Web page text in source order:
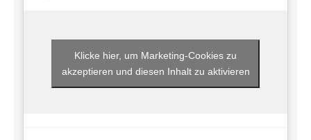
Klicke hier, um Marketing-Cookies zu
akzeptieren und diesen Inhalt zu aktivieren